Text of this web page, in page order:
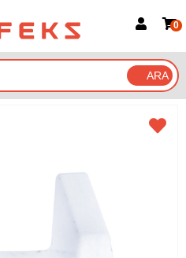
Google İle Bağlan
0